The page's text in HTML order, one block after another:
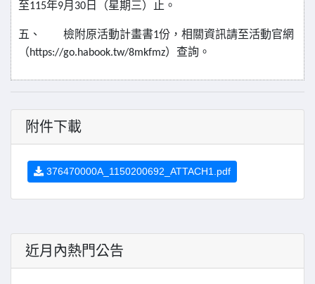
至115年9月 30 日（星期三）止。
五、 檢附原活動計畫書1份，相關資訊請至活動官網
（ https://go.habook.tw/8mkfmz）查詢。
附件下載
376470000A_1150200692_ATTACH1.pdf
近月內熱門公告